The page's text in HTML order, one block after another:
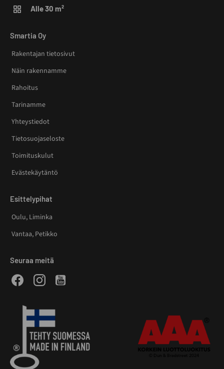
Alle 30 m²
Smartia Oy
Rakentajan tietosivut
Näin rakennamme
Rahoitus
Tarinamme
Yhteystiedot
Tietosuojaseloste
Toimituskulut
Evästekäytäntö
Esittelypihat
Oulu, Liminka
Vantaa, Petikko
Seuraa meitä
FacebookInstagramYoutube